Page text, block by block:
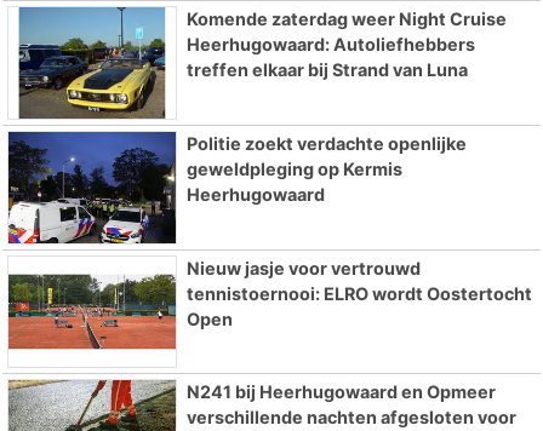
Komende zaterdag weer Night Cruise
Heerhugowaard: Autoliefhebbers
treffen elkaar bij Strand van Luna
Politie zoekt verdachte openlijke
geweldpleging op Kermis
Heerhugowaard
Nieuw jasje voor vertrouwd
tennistoernooi: ELRO wordt Oostertocht
Open
N241 bij Heerhugowaard en Opmeer
verschillende nachten afgesloten voor